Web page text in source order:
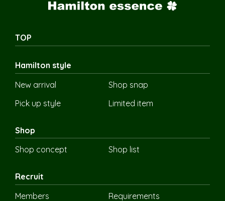
TOP
Hamilton style
New arrival
Shop snap
Pick up style
Limited item
Shop
Shop concept
Shop list
Recruit
Members
Requirements